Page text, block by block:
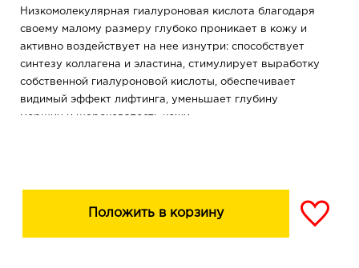
Низкомолекулярная гиалуроновая кислота благодаря
своему малому размеру глубоко проникает в кожу и
активно воздействует на нее изнутри: способствует
синтезу коллагена и эластина, стимулирует выработку
собственной гиалуроновой кислоты, обеспечивает
видимый эффект лифтинга, уменьшает глубину
морщин и шероховатость кожи.
тургор и плотность кожи, уменьшает выраженность
Положить в корзину